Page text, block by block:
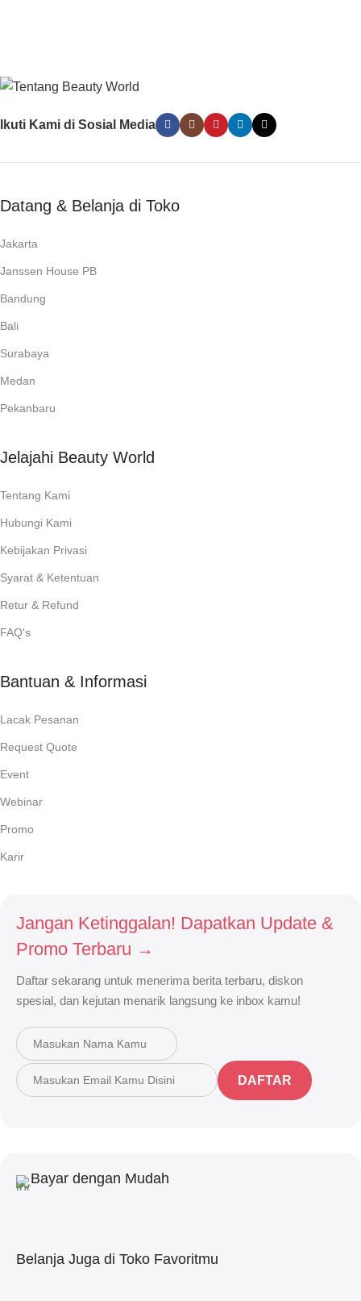
Ikuti Kami di Sosial Media
Datang & Belanja di Toko
Jakarta
Janssen House PB
Bandung
Bali
Surabaya
Medan
Pekanbaru
Jelajahi Beauty World
Tentang Kami
Hubungi Kami
Kebijakan Privasi
Syarat & Ketentuan
Retur & Refund
FAQ's
Bantuan & Informasi
Lacak Pesanan
Request Quote
Event
Webinar
Promo
Karir
Jangan Ketinggalan! Dapatkan Update &
Promo Terbaru →
Daftar sekarang untuk menerima berita terbaru, diskon
spesial, dan kejutan menarik langsung ke inbox kamu!
DAFTAR
Bayar dengan Mudah
Belanja Juga di Toko Favoritmu